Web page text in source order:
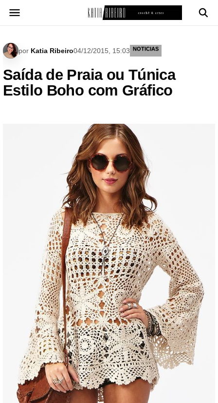
para
por Katia Ribeiro04/12/2015, 15:03 NOTICIAS
Saída de Praia ou Túnica
Estilo Boho com Gráfico